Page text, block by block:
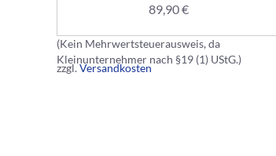
89,90€
(Kein Mehrwertsteuerausweis, da
Kleinunternehmer nach §19 (1) UStG.)
zzgl.Versandkosten